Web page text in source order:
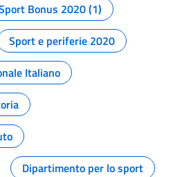
Bonus 2020 (1)
Sport e periferie 2020
Italiano
Dipartimento per lo sport